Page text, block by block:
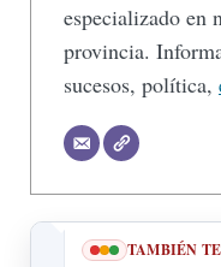
especializado en
provincia.
sucesos, política,
TAMBIÉN